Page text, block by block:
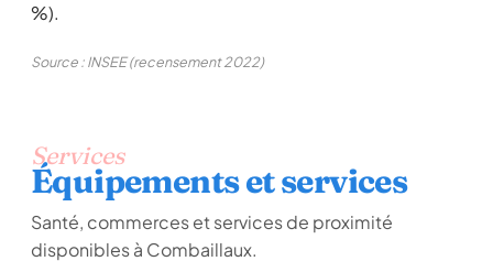
%).
Source : INSEE (recensement 2022)
Services
Équipements et services
Santé, commerces et services de proximité
disponibles à Combaillaux.